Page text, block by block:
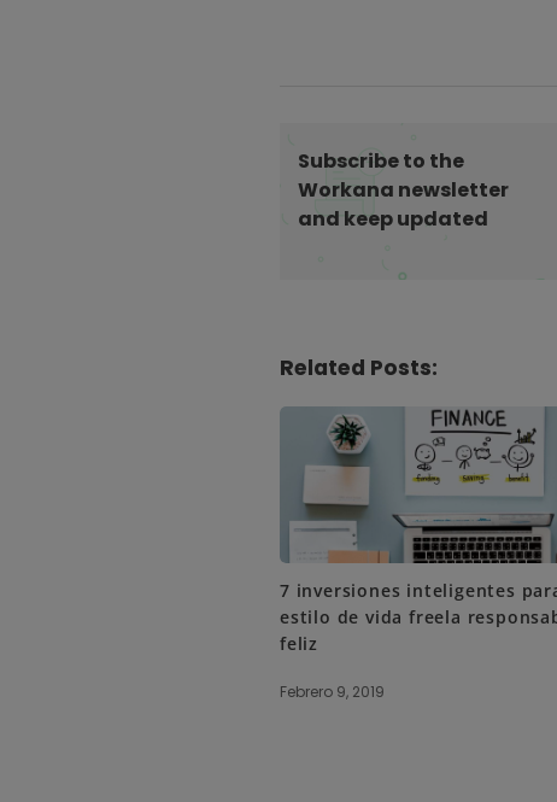
Subscribe to the
Workana newsletter
and keep updated
Related Posts:
7 inversiones inteligentes
estilo de vida freela
feliz
Febrero 9, 2019